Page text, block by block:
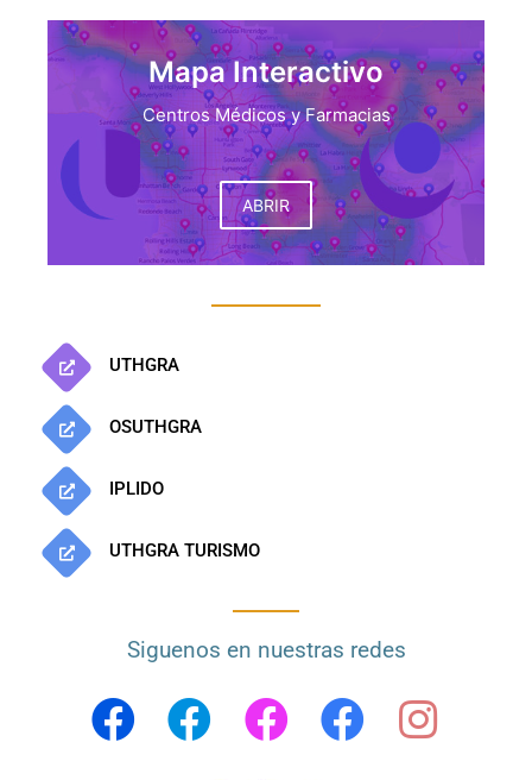
Mapa Interactivo
Centros Médicos y Farmacias
ABRIR
UTHGRA
OSUTHGRA
IPLIDO
UTHGRA TURISMO
Siguenos en nuestras redes